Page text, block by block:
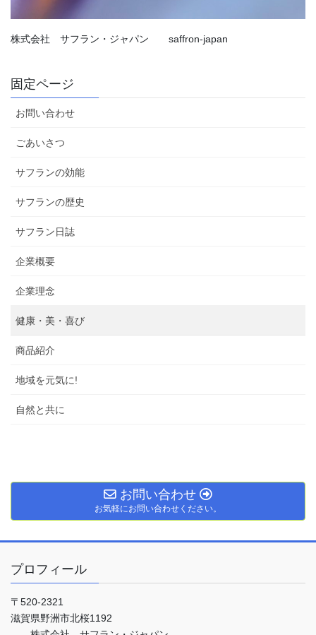
株式会社 サフラン・ジャパン saffron-japan
固定ページ
お問い合わせ
ごあいさつ
サフランの効能
サフランの歴史
サフラン日誌
企業概要
企業理念
健康・美・喜び
商品紹介
地域を元気に!
自然と共に
お問い合わせ
お気軽にお問い合わせください。
プロフィール
〒520-2321
滋賀県野洲市北桜1192